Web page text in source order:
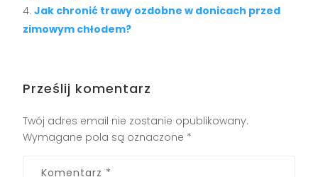
Jak chronić trawy ozdobne w donicach przed
zimowym chłodem?
Prześlij komentarz
Twój adres email nie zostanie opublikowany.
Wymagane pola są oznaczone *